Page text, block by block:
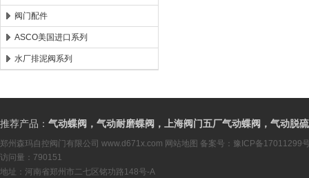
阀门配件
ASCO美国进口系列
水厂排泥阀系列
推荐产品： 气动蝶阀，气动耐磨蝶阀，上海阀门五厂气动蝶阀，气动脱
郑州森玛自控阀门有限公司 www.d671x.com 网站地图 备案号： 豫ICP备17011299
访问量：790151
地址：河南省郑州市二七区铭功路148号-A